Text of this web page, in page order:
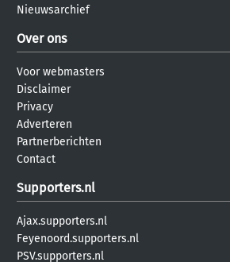
Nieuwsarchief
Over ons
Voor webmasters
Disclaimer
Privacy
Adverteren
Partnerberichten
Contact
Supporters.nl
Ajax.supporters.nl
Feyenoord.supporters.nl
PSV.supporters.nl